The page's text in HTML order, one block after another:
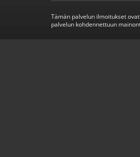
Tämän palvelun ilmoitukset
palvelun kohdennettuun